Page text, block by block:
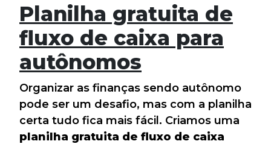
Planilha gratuita de
fluxo de caixa para
autônomos
Organizar as finanças sendo autônomo
pode ser um desafio, mas com a planilha
certa tudo fica mais fácil. Criamos uma
planilha gratuita de fluxo de caixa